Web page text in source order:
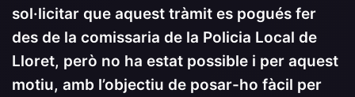
sol·licitar que aquest tràmit es pogués fer
des de la comissaria de la Policia Local de
Lloret, però no ha estat possible i per aquest
motiu, amb l’objectiu de posar-ho fàcil per